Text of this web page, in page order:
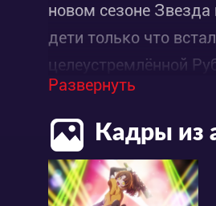
новом сезоне
дети только что
целеустремлённой
Аквамарин тоже
Как справятся герои
развлечений.
любовные неурядицы
ли Аква и Руби
Развернуть
Кадры из